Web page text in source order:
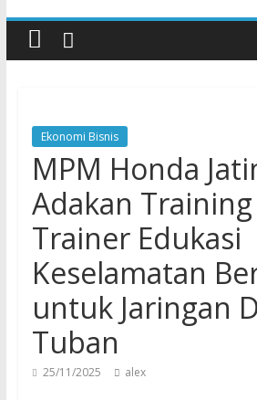
MPM Honda Jatim Kembali Berikan
Berprestasi di Malang
Ekonomi Bisnis
MPM Honda
Adakan
Trainer Edukasi
Keselamatan
untuk Jaringan
Tuban
25/11/2025 alex